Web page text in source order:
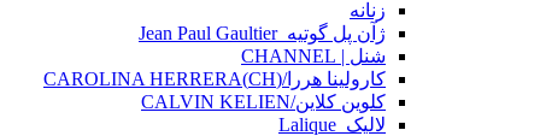
زنانه
ژآن پل گوتیه_Jean Paul Gaultier
شنل | CHANNEL
کارولینا هررا/(CH)CAROLINA HERRERA
کلوین کلاین/CALVIN KELIEN
لالیک_Lalique